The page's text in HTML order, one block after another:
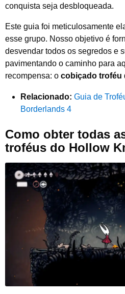
conquista seja desbloqueada.
Este guia foi meticulosamente
esse grupo. Nosso objetivo é
desvendar todos os segredos e
pavimentando o caminho para
recompensa: o cobiçado troféu
Relacionado: Guia de
Borderlands 4
Como obter todas
troféus do Hollow